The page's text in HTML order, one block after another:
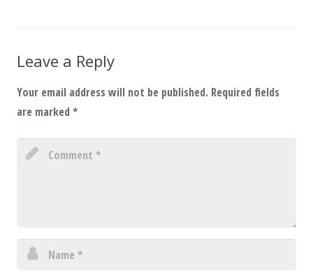
Leave a Reply
Your email address will not be published. Required fields
are marked *